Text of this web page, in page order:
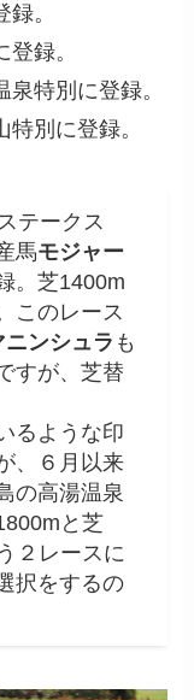
。
録。
特別に登録。
別に登録。
テークス
馬モジャー
。芝1400m
このレース
ニンシュラ も
すが、芝替
るような印
、６月以来
の高湯温泉
と芝
２レースに
択をするの